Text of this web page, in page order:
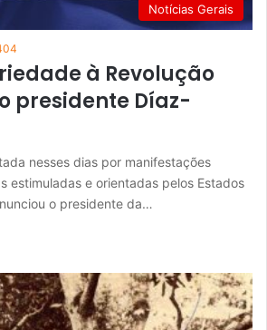
Notícias Gerais
à Revolução
presidente Díaz-
nesses dias por manifestações
estimuladas e orientadas pelos Estados
o presidente da…